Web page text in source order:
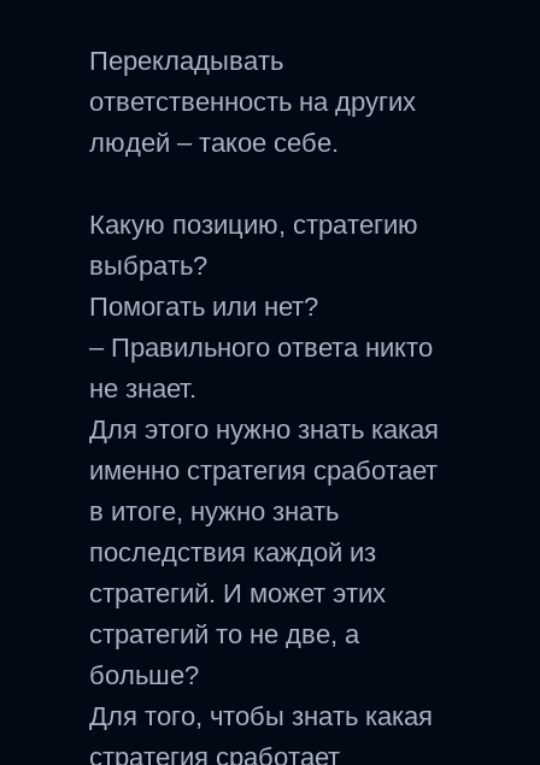
Перекладывать
ответственность на других
людей – такое себе.
Какую позицию, стратегию
выбрать?
Помогать или нет?
– Правильного ответа никто
не знает.
Для этого нужно знать какая
именно стратегия сработает
в итоге, нужно знать
последствия каждой из
стратегий. И может этих
стратегий то не две, а
больше?
Для того, чтобы знать какая
стратегия сработает